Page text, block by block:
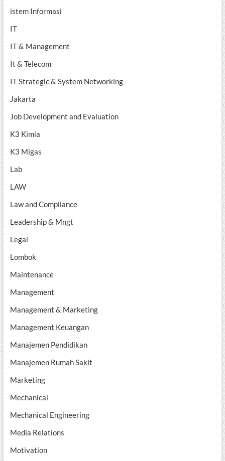
istem Informasi
IT
IT & Management
It & Telecom
IT Strategic & System Networking
Jakarta
Job Development and Evaluation
K3 Kimia
K3 Migas
Lab
LAW
Law and Compliance
Leadership & Mngt
Legal
Lombok
Maintenance
Management
Management & Marketing
Management Keuangan
Manajemen Pendidikan
Manajemen Rumah Sakit
Marketing
Mechanical
Mechanical Engineering
Media Relations
Motivation